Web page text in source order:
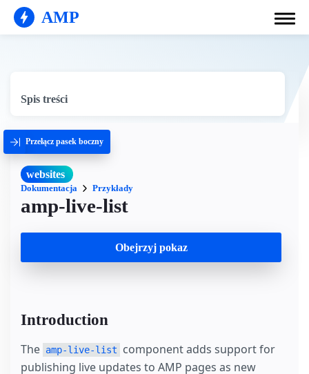
AMP
Spis treści
Przełącz pasek boczny
websites
Dokumentacja Przykłady
amp-live-list
Obejrzyj pokaz
Introduction
The amp-live-list
component adds support for
publishing live updates to AMP pages as new